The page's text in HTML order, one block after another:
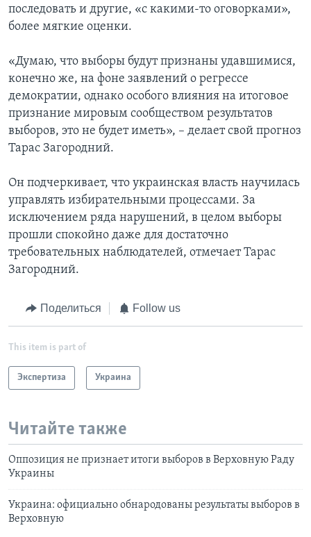
последовать и другие, «с какими-то оговорками»,
более мягкие оценки.
«Думаю, что выборы будут признаны удавшимися,
конечно же, на фоне заявлений о регрессе
демократии, однако особого влияния на итоговое
признание мировым сообществом результатов
выборов, это не будет иметь», – делает свой прогноз
Тарас Загородний.
Он подчеркивает, что украинская власть научилась
управлять избирательными процессами. За
исключением ряда нарушений, в целом выборы
прошли спокойно даже для достаточно
требовательных наблюдателей, отмечает Тарас
Загородний.
Поделиться Follow us
This item is part of
Экспертиза Украина
Читайте также
Оппозиция не признает итоги выборов в Верховную Раду
Украины
Украина: официально обнародованы результаты выборов в
Верховную